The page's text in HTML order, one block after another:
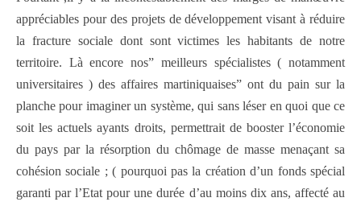
appréciables pour des projets de développement visant à réduire
la fracture sociale dont sont victimes les habitants de notre
territoire. Là encore nos” meilleurs spécialistes ( notamment
universitaires ) des affaires martiniquaises” ont du pain sur la
planche pour imaginer un système, qui sans léser en quoi que ce
soit les actuels ayants droits, permettrait de booster l’économie
du pays par la résorption du chômage de masse menaçant sa
cohésion sociale ; ( pourquoi pas la création d’un fonds spécial
garanti par l’Etat pour une durée d’au moins dix ans, affecté au